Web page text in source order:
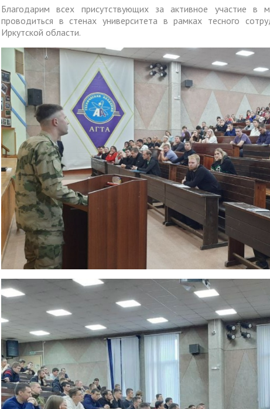
Благодарим всех присутствующих за активное участие
проводиться в стенах университета в рамках тесного
Иркутской области.